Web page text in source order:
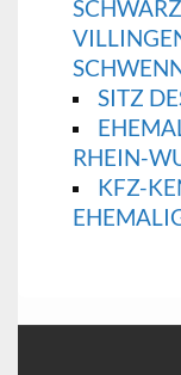
SITZ
RHEIN-
KFZ-